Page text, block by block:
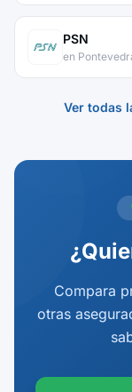
PSN
en
Ver todas
Compara
otras